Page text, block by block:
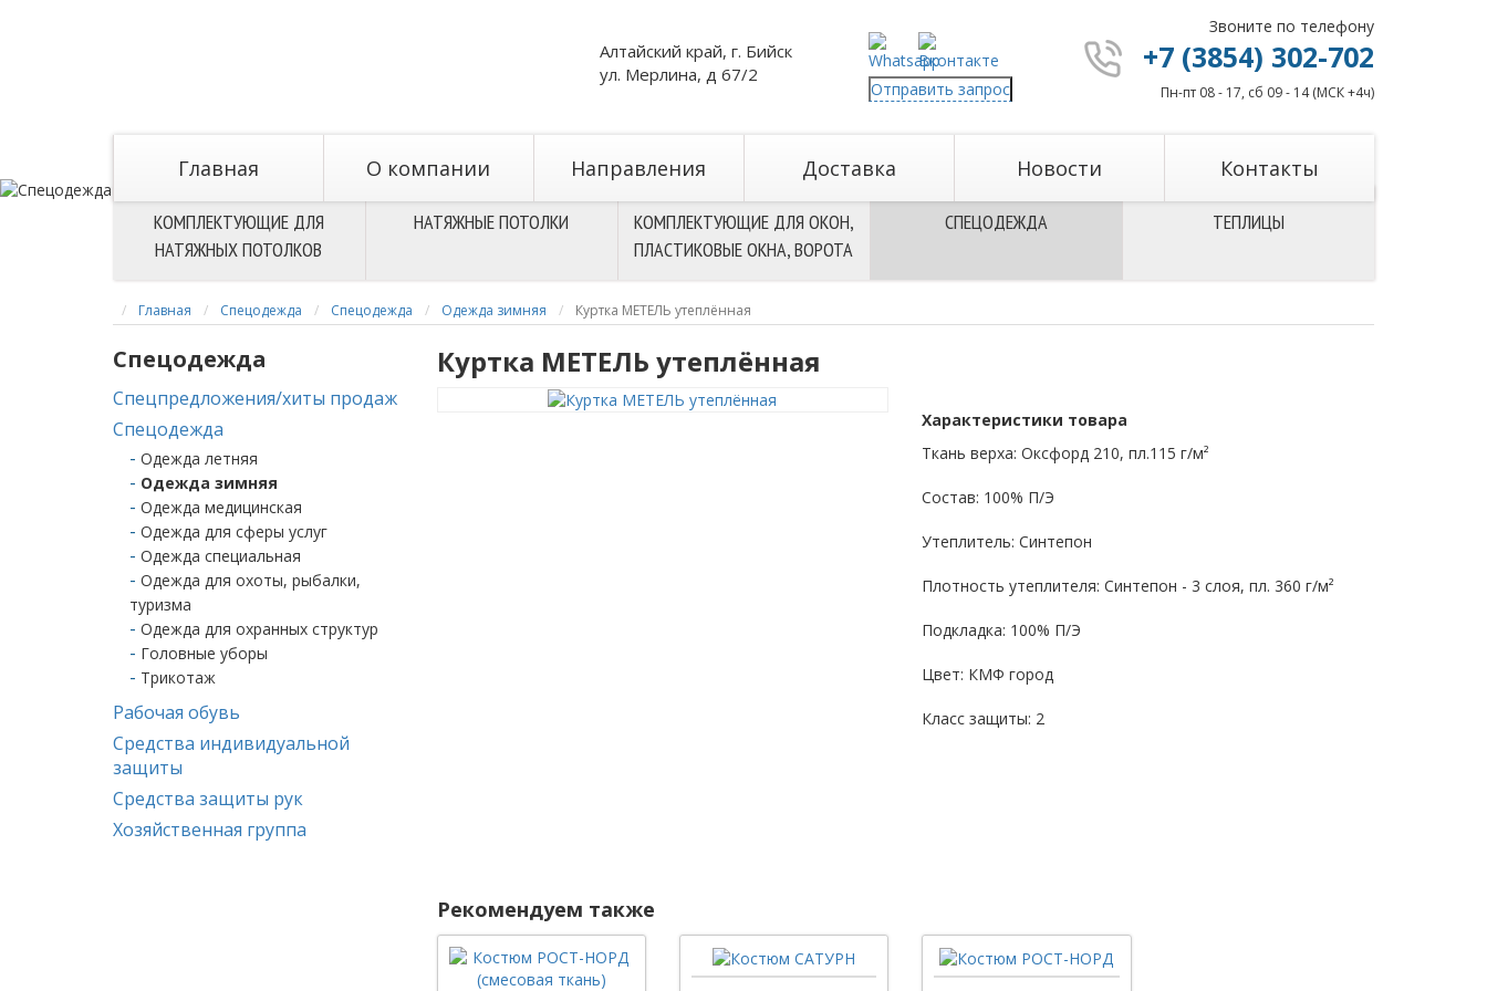
Алтайский край, г. Бийск
ул. Мерлина, д 67/2
Отправить запрос
Звоните по телефону
+7 (3854) 302-702
Пн-пт 08 - 17, сб 09 - 14 (МСК +4ч)
Главная O компании Направления Доставка Новости Контакты
КОМПЛЕКТУЮЩИЕ ДЛЯ
НАТЯЖНЫХ ПОТОЛКОВ
НАТЯЖНЫЕ ПОТОЛКИ
КОМПЛЕКТУЮЩИЕ ДЛЯ ОКОН,
ПЛАСТИКОВЫЕ ОКНА, ВОРОТА
СПЕЦОДЕЖДА ТЕПЛИЦЫ
Главная Спецодежда Спецодежда Одежда зимняя Куртка МЕТЕЛЬ утеплённая
Куртка МЕТЕЛЬ утеплённая
Характеристики товара
Ткань верха: Оксфорд 210, пл.115 г/м²
Состав: 100% П/Э
Утеплитель: Синтепон
Плотность утеплителя: Синтепон - 3 слоя, пл. 360 г/м²
Подкладка: 100% П/Э
Цвет: КМФ город
Класс защиты: 2
Рекомендуем также
Спецодежда
Спецпредложения/хиты продаж
Спецодежда
Одежда летняя
Одежда зимняя
Одежда медицинская
Одежда для сферы услуг
Одежда специальная
Одежда для охоты, рыбалки,
туризма
Одежда для охранных структур
Головные уборы
Трикотаж
Рабочая обувь
Средства индивидуальной
защиты
Средства защиты рук
Хозяйственная группа